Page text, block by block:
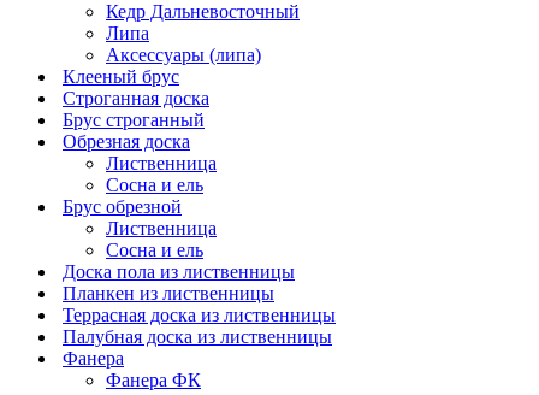
Кедр Дальневосточный
Липа
Аксессуары (липа)
Клееный брус
Строганная доска
Брус строганный
Обрезная доска
Лиственница
Сосна и ель
Брус обрезной
Лиственница
Сосна и ель
Доска пола из лиственницы
Планкен из лиственницы
Террасная доска из лиственницы
Палубная доска из лиственницы
Фанера
Фанера ФК